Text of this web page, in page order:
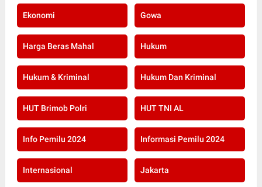
Ekonomi Gowa
Harga Beras Mahal Hukum
Hukum & Kriminal Hukum Dan Kriminal
HUT Brimob Polri HUT TNI AL
Info Pemilu 2024 Informasi Pemilu 2024
Internasional Jakarta